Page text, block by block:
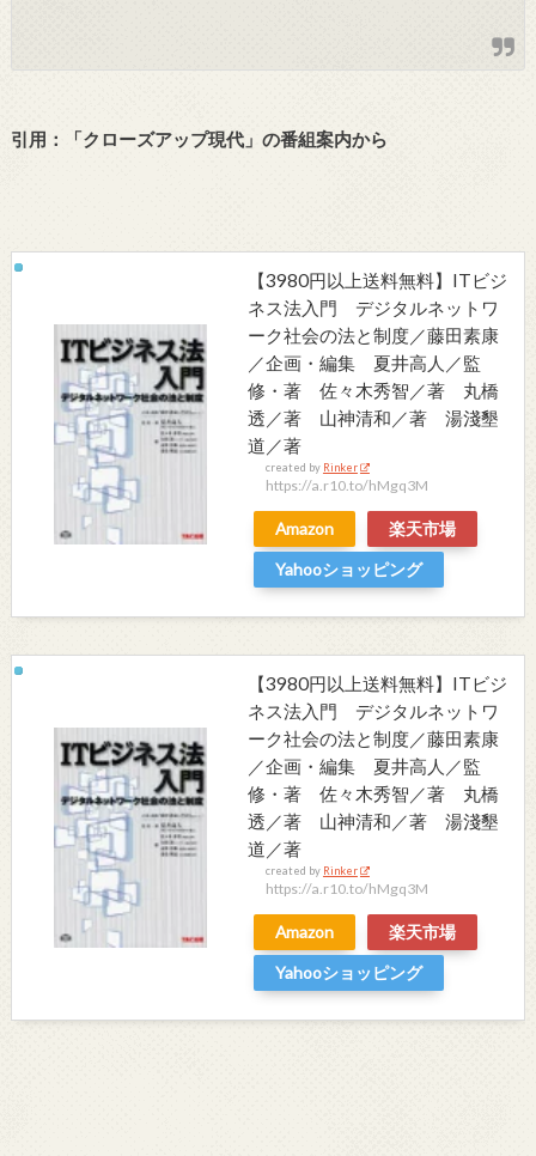
引用：「クローズアップ現代」の番組案内から
【3980円以上送料無料】ITビジ
ネス法入門 デジタルネットワ
ーク社会の法と制度／藤田素康
／企画・編集 夏井高人／監
修・著 佐々木秀智／著 丸橋
透／著 山神清和／著 湯淺墾
道／著
created by Rinker
https://a.r10.to/hMgq3M
Amazon
楽天市場
Yahooショッピング
【3980円以上送料無料】ITビジ
ネス法入門 デジタルネットワ
ーク社会の法と制度／藤田素康
／企画・編集 夏井高人／監
修・著 佐々木秀智／著 丸橋
透／著 山神清和／著 湯淺墾
道／著
created by Rinker
https://a.r10.to/hMgq3M
Amazon
楽天市場
Yahooショッピング